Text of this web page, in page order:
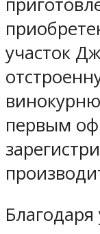
участок
первым